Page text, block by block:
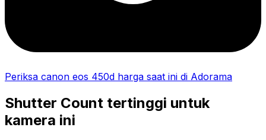
Periksa canon eos 450d harga saat ini di Adorama
Shutter Count tertinggi untuk
kamera ini